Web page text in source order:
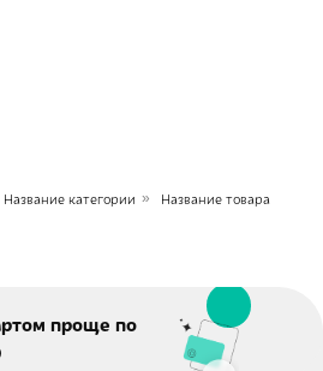
Название категории » Название товара
проще по